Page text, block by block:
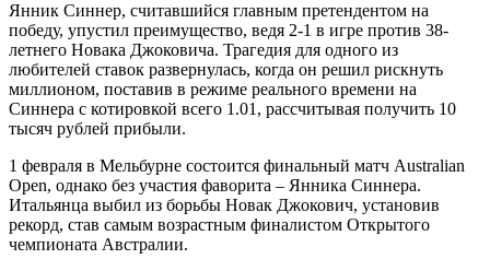
Янник Синнер, считавшийся главным претендентом на
победу, упустил преимущество, ведя 2-1 в игре против 38-
летнего Новака Джоковича. Трагедия для одного из
любителей ставок развернулась, когда он решил рискнуть
миллионом, поставив в режиме реального времени на
Синнера с котировкой всего 1.01, рассчитывая получить 10
тысяч рублей прибыли.
1 февраля в Мельбурне состоится финальный матч Australian
Open, однако без участия фаворита – Янника Синнера.
Итальянца выбил из борьбы Новак Джокович, установив
рекорд, став самым возрастным финалистом Открытого
чемпионата Австралии.